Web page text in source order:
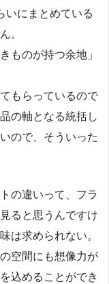
いにまとめている
。
ものが持つ余地」
もらっているので
の軸となる統括し
ので、そういった
の違いって、フラ
ると思うんですけ
は求められない。
空間にも想像力が
込めることができ